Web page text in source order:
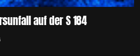
auf der S 184